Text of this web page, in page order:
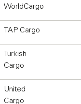
WorldCargo
TAP Cargo
Turkish
Cargo
United
Cargo